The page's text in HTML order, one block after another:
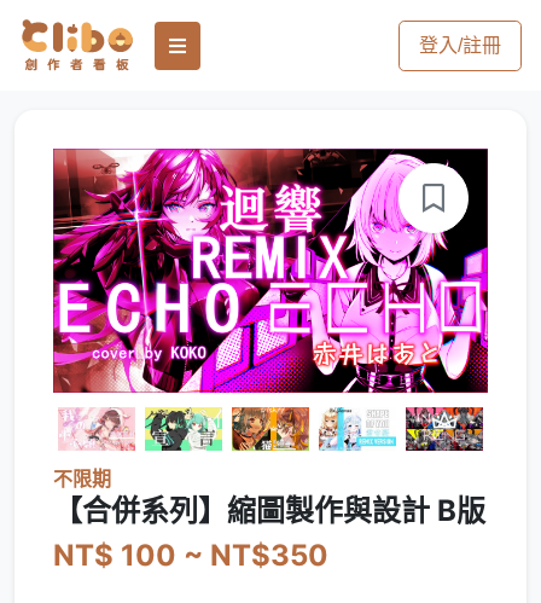
登入/註冊
不限期
【合併系列】縮圖製作與設計 B版
NT$ 100 ~ NT$350